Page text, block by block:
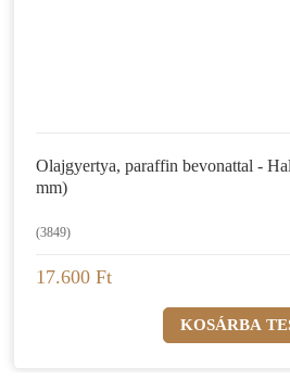
Olajgyertya, paraffin bevonattal -
mm)
(3849)
17.600 Ft